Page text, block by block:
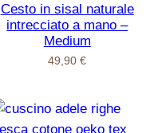
Cesto in sisal naturale
intrecciato a mano –
Medium
49,90€